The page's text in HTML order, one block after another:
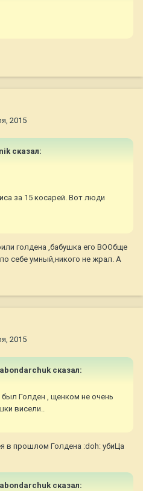
2015
сказал:
за 15 косарей. Вот люди
голдена ,бабушка его ВООбще
себе умный,никого не жрал. А
2015
сказал:
Голден , щенком не очень
висели..
в прошлом Голдена :doh: убиЦа
сказал: